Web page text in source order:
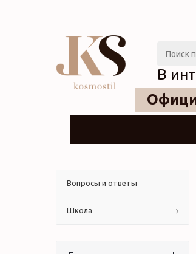
В
Вопросы и ответы
Школа